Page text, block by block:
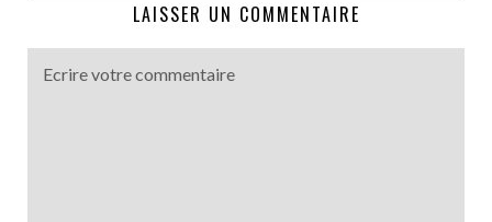
LAISSER UN COMMENTAIRE